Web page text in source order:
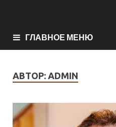
ГЛАВНОЕ МЕНЮ
АВТОР: ADMIN